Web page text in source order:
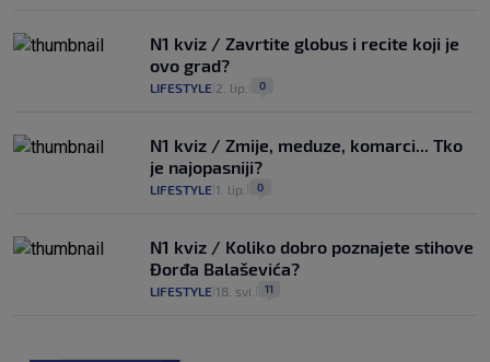
N1 kviz / Zavrtite globus i recite koji je
ovo grad?
LIFESTYLE 2. lip. 0
N1 kviz / Zmije, meduze, komarci... Tko
je najopasniji?
LIFESTYLE 1. lip. 0
N1 kviz / Koliko dobro poznajete stihove
Đorđa Balaševića?
LIFESTYLE 18. svi. 11